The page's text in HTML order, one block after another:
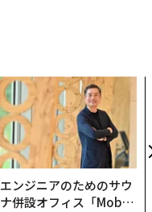
エンジニアのためのサウ
ナ併設オフィス「Mobiu